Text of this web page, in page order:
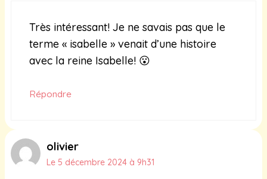
Très intéressant! Je ne savais pas que le
terme « isabelle » venait d’une histoire
avec la reine Isabelle! 😮
Répondre
olivier
Le 5 décembre 2024 à 9h31